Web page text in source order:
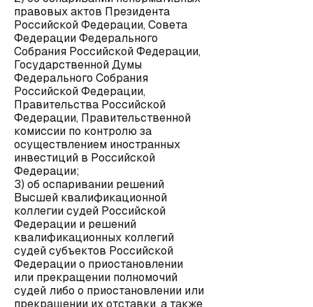
правовых актов Президента
Российской Федерации, Совета
Федерации Федерального
Собрания Российской Федерации,
Государственной Думы
Федерального Собрания
Российской Федерации,
Правительства Российской
Федерации, Правительственной
комиссии по контролю за
осуществлением иностранных
инвестиций в Российской
Федерации;
3) об оспаривании решений
Высшей квалификационной
коллегии судей Российской
Федерации и решений
квалификационных коллегий
судей субъектов Российской
Федерации о приостановлении
или прекращении полномочий
судей либо о приостановлении или
прекращении их отставки, а также